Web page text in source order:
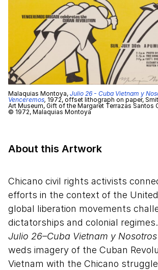
Malaquias Montoya, Julio 26 - Cuba Vietnam y
Venceremos, 1972, offset lithograph on paper,
Art Museum, Gift of the Margaret Terrazas Santos
© 1972, Malaquias Montoya
About this Artwork
Chicano civil rights activists
efforts in the context of the
global liberation movements
dictatorships and colonial
Julio 26–Cuba Vietnam y
weds imagery of the Cuban
Vietnam with the Chicano